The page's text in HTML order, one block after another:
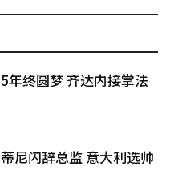
5年终圆梦 齐达内接掌法
蒂尼闪辞总监 意大利选帅